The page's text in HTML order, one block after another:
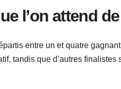
l’on attend
entre un et quatre
tandis que d’autres finalistes